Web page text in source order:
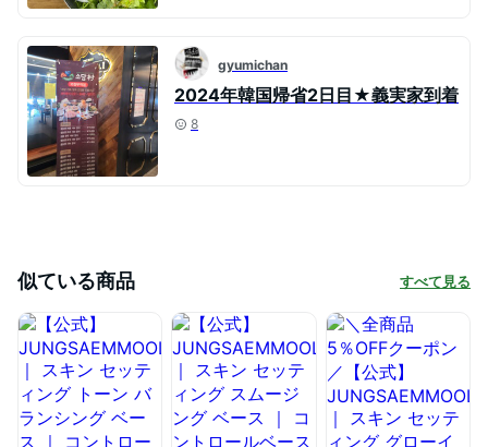
gyumichan
2024年韓国帰省2日目★義実家到着
8
似ている商品 すべて見る